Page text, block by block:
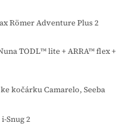
Römer Adventure Plus 2
TODL™ lite + ARRA™ flex +
kočárku Camarelo, Seeba
Snug 2